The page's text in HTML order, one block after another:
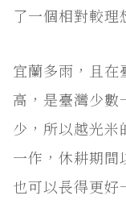
了一個相對較理
宜蘭多雨，且在
高，是臺灣少數
少，所以越光
一作，休耕期間
也可以長得更好